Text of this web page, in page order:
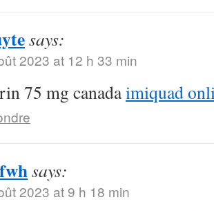
says:
2023 at 12 h 33 min
75 mg canadaimiquad
says:
2023 at 9 h 18 min